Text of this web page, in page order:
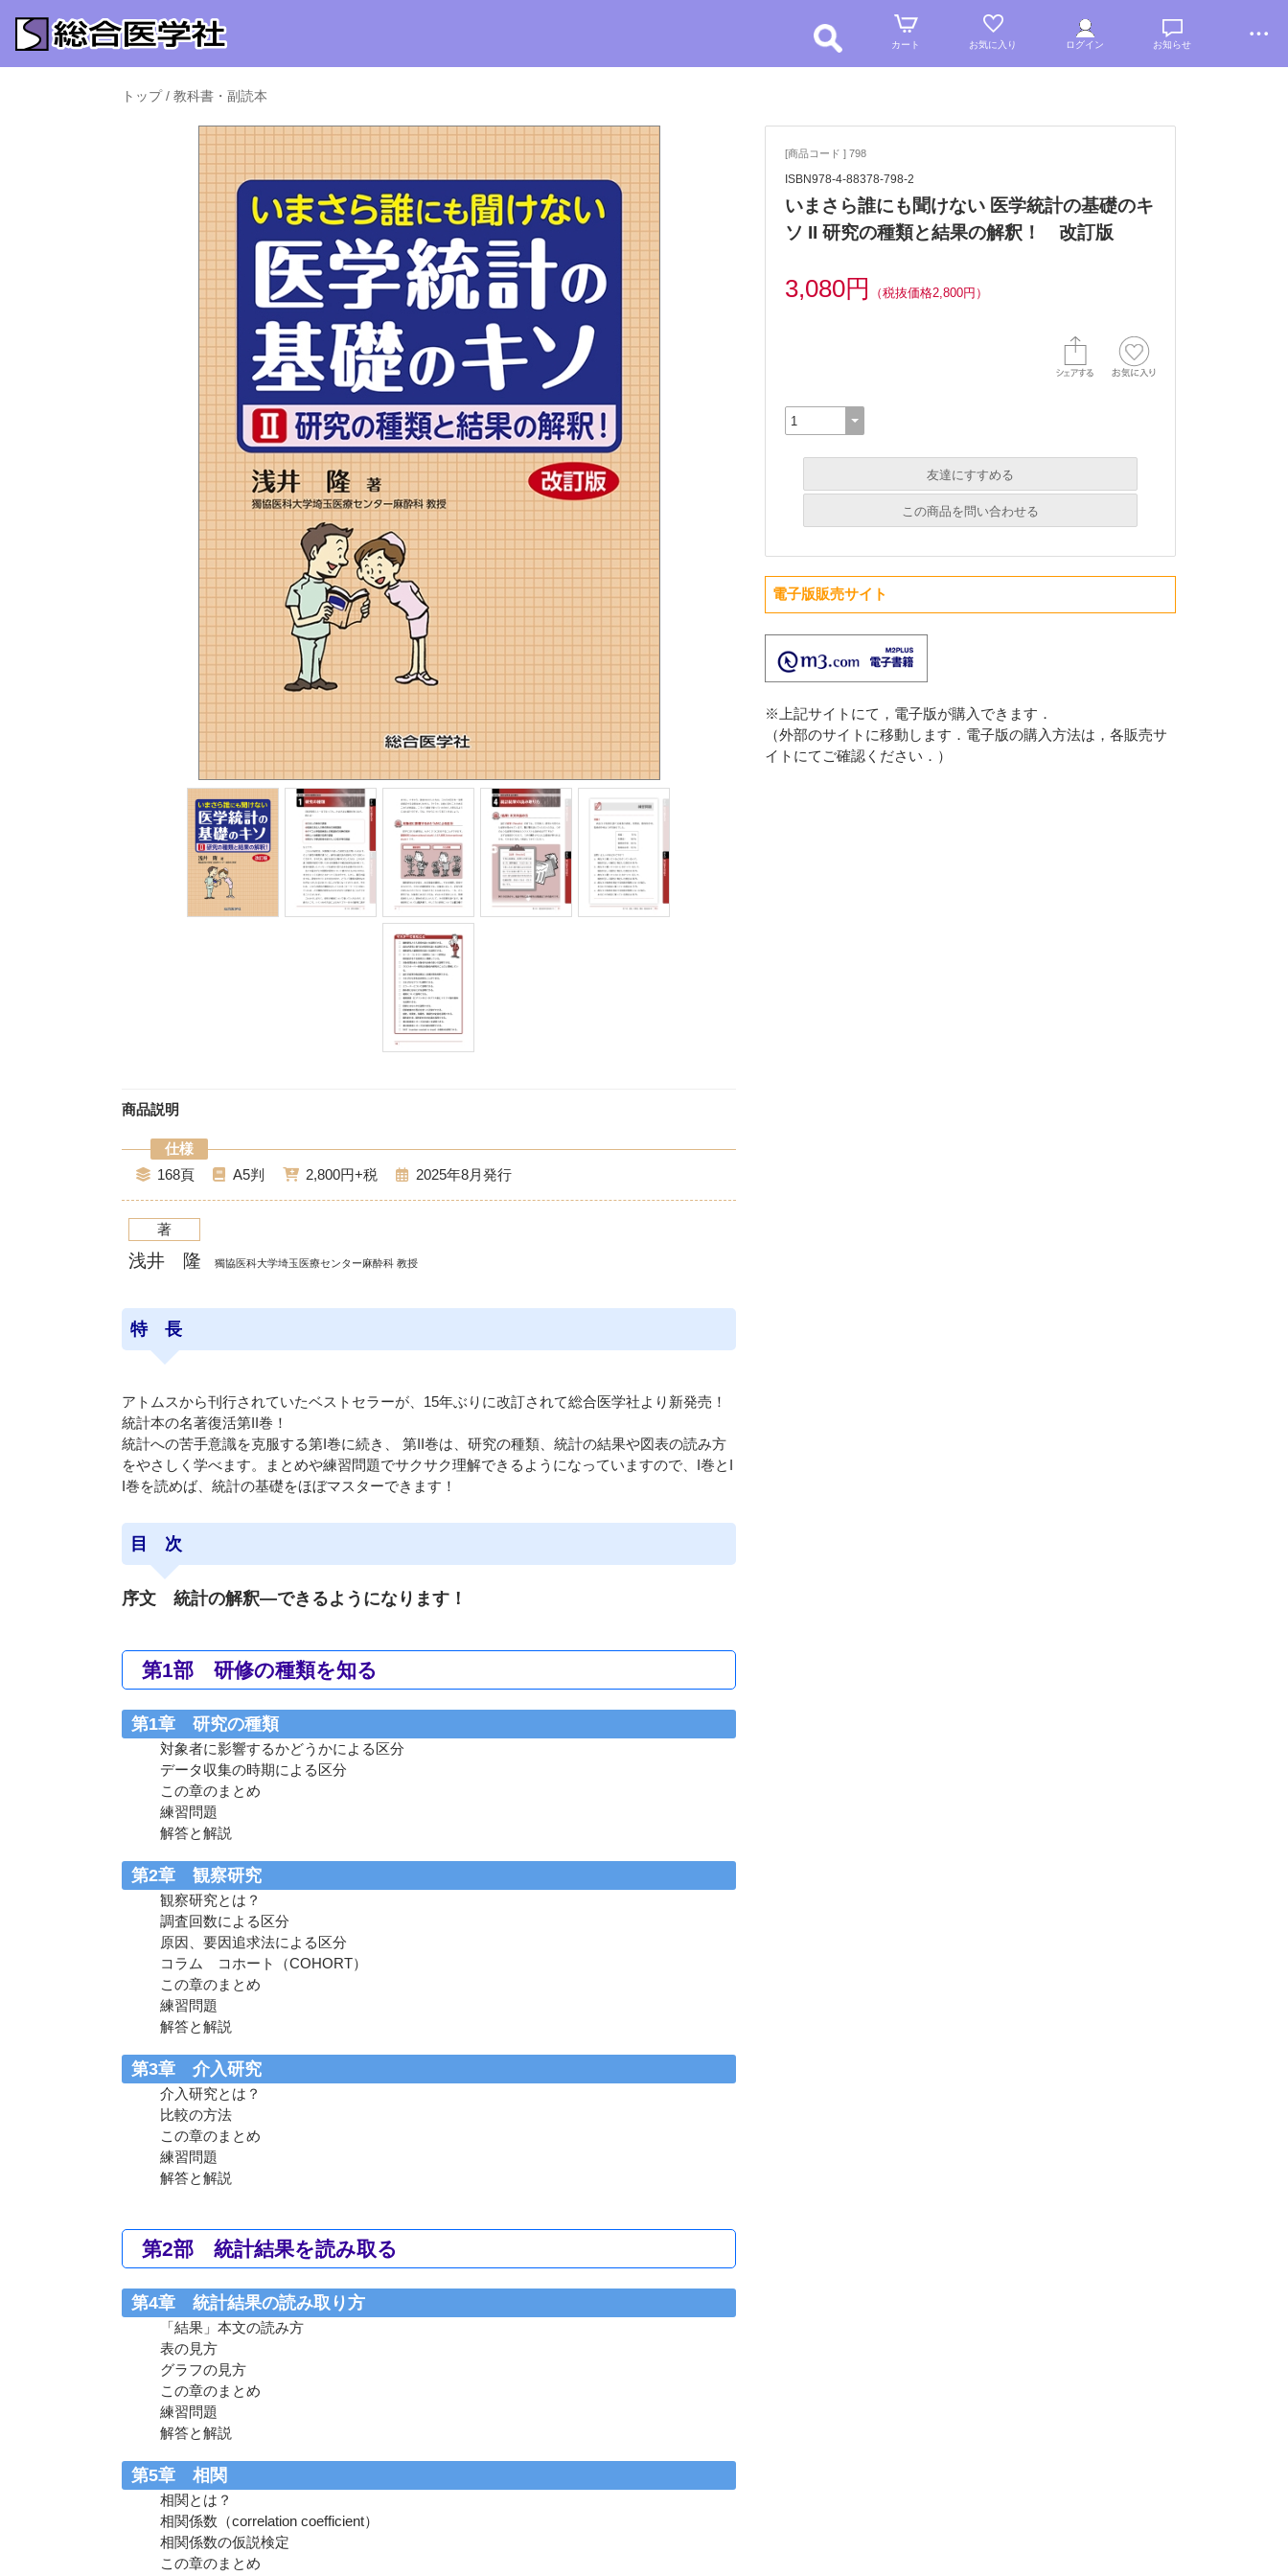
カート お気に入り ログイン お知らせ
トップ/ 教科書・副読本
商品説明
168 A5 2,800 2025年8月
著
浅井 隆 獨協医科大学埼玉医療センター麻酔科 教授
特 長
アトムスから刊行されていたベストセラーが、15年ぶりに改訂されて総合医学社より新発売！
統計本の名著復活第II巻！
統計への苦手意識を克服する第I巻に続き、 第II巻は、研究の種類、統計の結果や図表の読み方
をやさしく学べます。まとめや練習問題でサクサク理解できるようになっていますので、I巻とI
I巻を読めば、統計の基礎をほぼマスターできます！
目 次
序文 統計の解釈―できるようになります！
第1部 研修の種類を知る
第1章 研究の種類
対象者に影響するかどうかによる区分
データ収集の時期による区分
この章のまとめ
練習問題
解答と解説
第2章 観察研究
観察研究とは？
調査回数による区分
原因、要因追求法による区分
コラム コホート（COHORT）
この章のまとめ
練習問題
解答と解説
第3章 介入研究
介入研究とは？
比較の方法
この章のまとめ
練習問題
解答と解説
第2部 統計結果を読み取る
第4章 統計結果の読み取り方
「結果」本文の読み方
表の見方
グラフの見方
この章のまとめ
練習問題
解答と解説
第5章 相関
相関とは？
相関係数（correlation coefficient）
相関係数の仮説検定
この章のまとめ
[商品コード ] 798
ISBN978-4-88378-798-2
いまさら誰にも聞けない 医学統計の基礎のキ
ソ II 研究の種類と結果の解釈！ 改訂版
3,080円 （税抜価格2,800円）
友達にすすめる
必須
この商品を問い合わせる
電子版販売サイト
※上記サイトにて，電子版が購入できます．
（外部のサイトに移動します．電子版の購入方法は，各販売サ
イトにてご確認ください．）